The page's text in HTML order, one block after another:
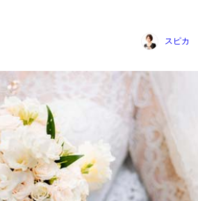
スピカ